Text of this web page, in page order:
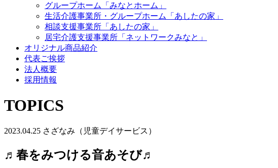
グループホーム「みなとホーム」
生活介護事業所・グループホーム「あしたの家」
相談支援事業所「あしたの家」
居宅介護支援事業所「ネットワークみなと」
オリジナル商品紹介
代表ご挨拶
法人概要
採用情報
TOPICS
2023.04.25 さざなみ（児童デイサービス）
♬春をみつける音あそび♬